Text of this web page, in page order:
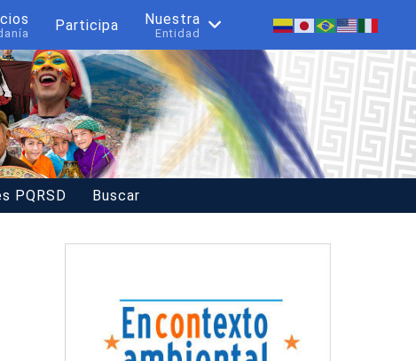
Participa Nuestra
Entidad
PQRSD Buscar